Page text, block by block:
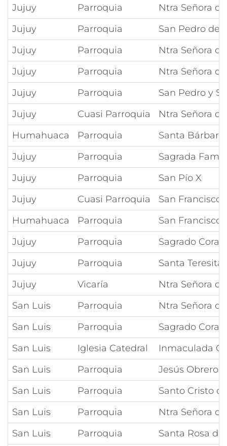
Jujuy
Parroquia
Ntra Señora
Jujuy
Parroquia
San Pedro de
Jujuy
Parroquia
Ntra Señora
Jujuy
Parroquia
Ntra Señora
Jujuy
Parroquia
San Pedro y
Jujuy
Cuasi Parroquia
Ntra Señora
Humahuaca
Parroquia
Santa Bárbara
Jujuy
Parroquia
Sagrada
Jujuy
Parroquia
San Pío X
Jujuy
Cuasi Parroquia
San Francisco
Humahuaca
Parroquia
San Francisco
Jujuy
Parroquia
Sagrado
Jujuy
Parroquia
Santa
Jujuy
Vicaría
Ntra Señora
San Luis
Parroquia
Ntra Señora
San Luis
Parroquia
Sagrado
San Luis
Iglesia Catedral
Inmaculada
San Luis
Parroquia
Jesús Obrero
San Luis
Parroquia
Santo Cristo
San Luis
Parroquia
Ntra Señora
San Luis
Parroquia Santa Rosa